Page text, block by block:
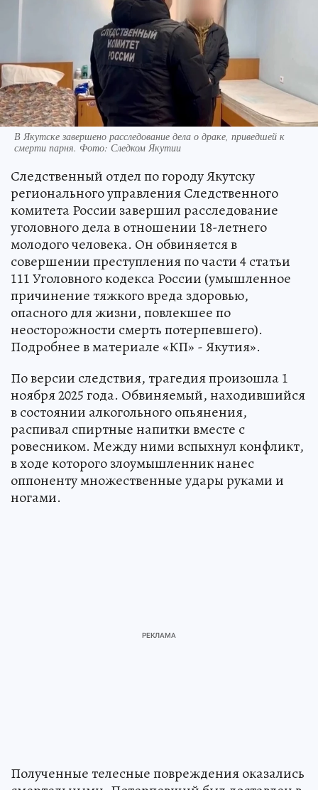
В Якутске завершено расследование дела о драке, приведшей к
смерти парня. Фото: Следком Якутии
Следственный отдел по городу Якутску
регионального управления Следственного
комитета России завершил расследование
уголовного дела в отношении 18-летнего
молодого человека. Он обвиняется в
совершении преступления по части 4 статьи
111 Уголовного кодекса России (умышленное
причинение тяжкого вреда здоровью,
опасного для жизни, повлекшее по
неосторожности смерть потерпевшего).
Подробнее в материале «КП» - Якутия».
По версии следствия, трагедия произошла 1
ноября 2025 года. Обвиняемый, находившийся
в состоянии алкогольного опьянения,
распивал спиртные напитки вместе с
ровесником. Между ними вспыхнул конфликт,
в ходе которого злоумышленник нанес
оппоненту множественные удары руками и
ногами.
Полученные телесные повреждения оказались